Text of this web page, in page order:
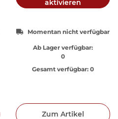
aktivieren
Momentan nicht verfügbar
Ab Lager verfügbar:
0
Gesamt verfügbar: 0
Zum Artikel